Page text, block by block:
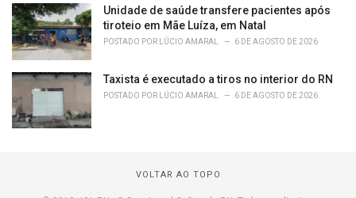
Unidade de saúde transfere pacientes após
tiroteio em Mãe Luíza, em Natal
POSTADO POR LÚCIO AMARAL 6 DE AGOSTO DE 2026
Taxista é executado a tiros no interior do RN
POSTADO POR LÚCIO AMARAL 6 DE AGOSTO DE 2026
VOLTAR AO TOPO